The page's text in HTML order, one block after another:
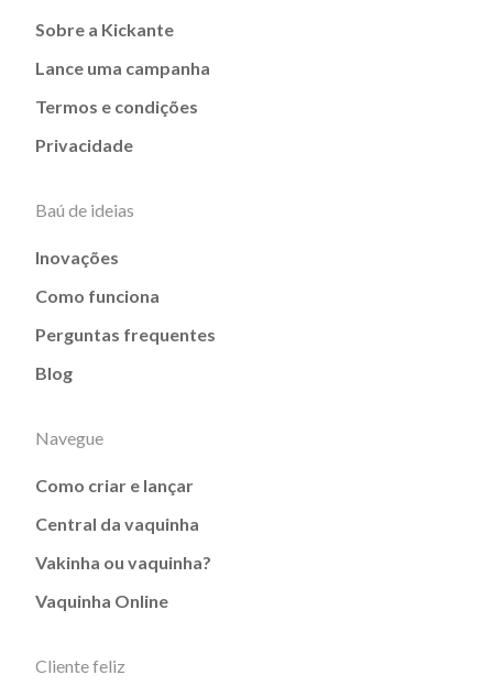
Sobre a Kickante
Lance uma campanha
Termos e condições
Privacidade
Baú de ideias
Inovações
Como funciona
Perguntas frequentes
Blog
Navegue
Como criar e lançar
Central da vaquinha
Vakinha ou vaquinha?
Vaquinha Online
Cliente feliz